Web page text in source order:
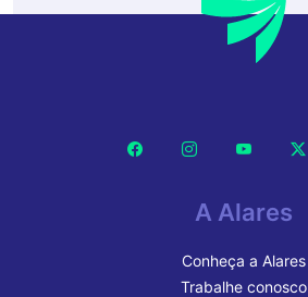
A Alares
Conheça a Alares
Trabalhe conosco